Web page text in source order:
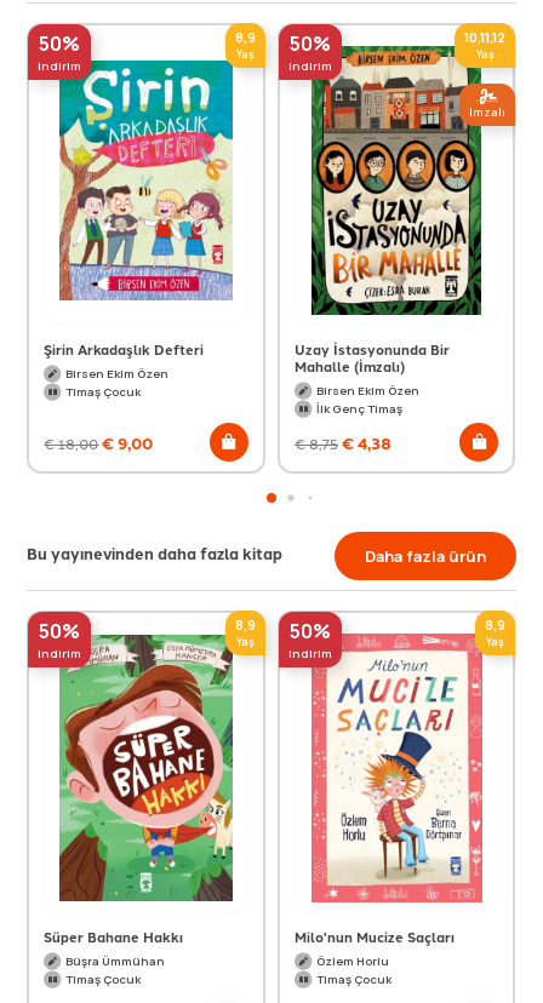
50%
indirim
8,9
Yaş
Şirin Arkadaşlık Defteri
Birsen Ekim Özen
Timaş Çocuk
€18,00€9,00
50%
indirim
10,11,12
Yaş
Imzalı
Uzay İstasyonunda Bir
Mahalle (İmzalı)
Birsen Ekim Özen
İlk Genç Timaş
€8,75€4,38
Bu yayınevinden daha fazla kitap Daha fazla ürün
50%
indirim
8,9
Yaş
Süper Bahane Hakkı
Büşra Ümmühan
Timaş Çocuk
50%
indirim
8,9
Yaş
Milo'nun Mucize Saçları
Özlem Horlu
Timaş Çocuk